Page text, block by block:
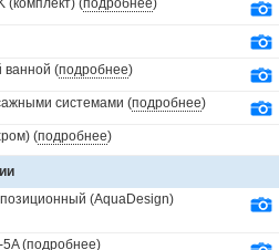
(комплект) (подробнее)
ванной (подробнее)
системами (подробнее)
(подробнее)
(AquaDesign)
(подробнее)